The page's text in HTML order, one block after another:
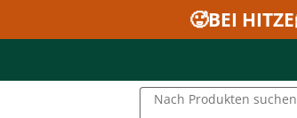
🥵BEI
Nach Produkten suchen